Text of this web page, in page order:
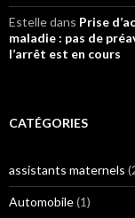
Estelledans Prise
maladie : pas de
l’arrêt est en cours
CATÉGORIES
assistants maternels
Automobile(1)